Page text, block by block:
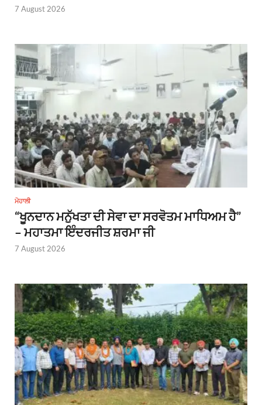
7 August 2026
ਮੋਹਾਲੀ
“ਖੂਨਦਾਨ ਮਨੁੱਖਤਾ ਦੀ ਸੇਵਾ ਦਾ ਸਰਵੋਤਮ ਮਾਧਿਅਮ ਹੈ”
– ਮਹਾਤਮਾ ਇੰਦਰਜੀਤ ਸ਼ਰਮਾ ਜੀ
7 August 2026